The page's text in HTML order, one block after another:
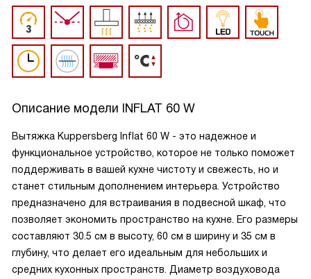
Описание модели INFLAT 60 W
Вытяжка Kuppersberg Inflat 60 W - это надежное и
функциональное устройство, которое не только поможет
поддерживать в вашей кухне чистоту и свежесть, но и
станет стильным дополнением интерьера. Устройство
предназначено для встраивания в подвесной шкаф, что
позволяет экономить пространство на кухне. Его размеры
составляют 30.5 см в высоту, 60 см в ширину и 35 см в
глубину, что делает его идеальным для небольших и
средних кухонных пространств. Диаметр воздуховода